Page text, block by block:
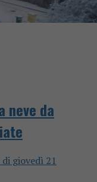
neve da
giovedì 21